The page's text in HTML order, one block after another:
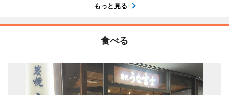
もっと見る
食べる